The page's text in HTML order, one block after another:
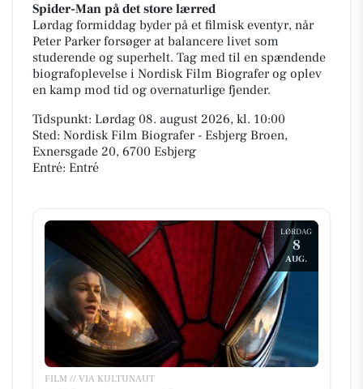
Spider-Man på det store lærred
Lørdag formiddag byder på et filmisk eventyr, når
Peter Parker forsøger at balancere livet som
studerende og superhelt. Tag med til en spændende
biografoplevelse i Nordisk Film Biografer og oplev
en kamp mod tid og overnaturlige fjender.
Tidspunkt: Lørdag 08. august 2026, kl. 10:00
Sted: Nordisk Film Biografer - Esbjerg Broen,
Exnersgade 20, 6700 Esbjerg
Entré: Entré
LØRDAG
8
AUG.
FILM // VIA KULTUNAUT